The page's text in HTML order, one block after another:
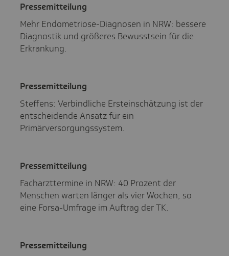
Pres­se­mit­tei­lung
Mehr Endometriose-Diagnosen in NRW: bessere
Diagnostik und größeres Bewusstsein für die
Erkrankung.
Pres­se­mit­tei­lung
Steffens: Verbindliche Ersteinschätzung ist der
entscheidende Ansatz für ein
Primärversorgungssystem.
Pres­se­mit­tei­lung
Facharzttermine in NRW: 40 Prozent der
Menschen warten länger als vier Wochen, so
eine Forsa-Umfrage im Auftrag der TK.
Pres­se­mit­tei­lung